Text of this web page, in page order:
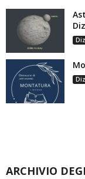
ARCHIVIO